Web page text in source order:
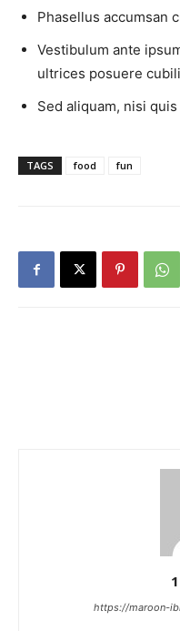
Phasellus accumsan
Vestibulum ante
ultrices posuere
Sed aliquam, nisi
TAGS food fun
https://maroon-